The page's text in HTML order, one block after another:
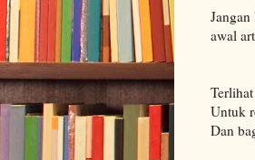
awal
Untuk
Dan